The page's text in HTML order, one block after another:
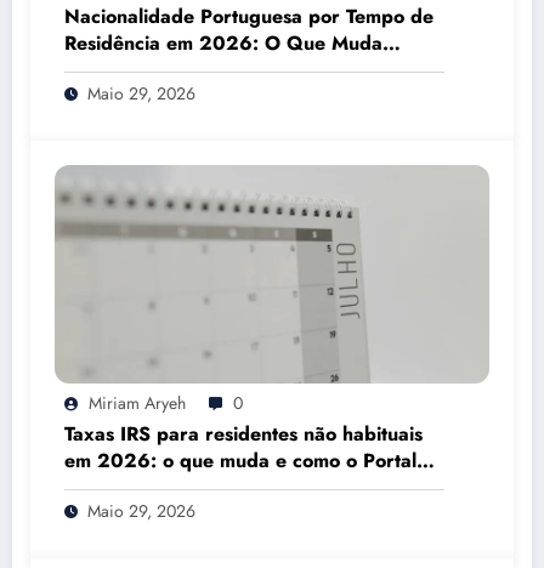
Nacionalidade Portuguesa por Tempo de
Residência em 2026: O Que Muda
Mesmo
Maio 29, 2026
Miriam Aryeh 0
Taxas IRS para residentes não habituais
em 2026: o que muda e como o Portal
das Finanças pode ajudar
Maio 29, 2026